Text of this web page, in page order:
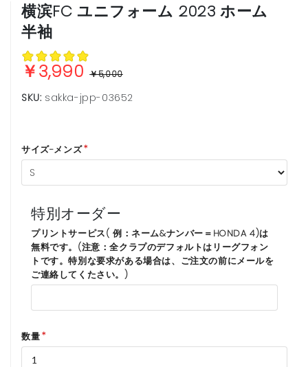
横滨FC ユニフォーム 2023 ホーム
半袖
￥3,990￥5,000
SKU: sakka-jpp-03652
サイズ-メンズ
特別オーダー
プリントサーピス( 例：ネーム&ナンバー＝HONDA 4)は
無料です。(注意：全クラプのデフォルトはリーグフォン
トです。特別な要求がある場合は、ご注文の前にメールを
ご連絡してくたさい。)
数量